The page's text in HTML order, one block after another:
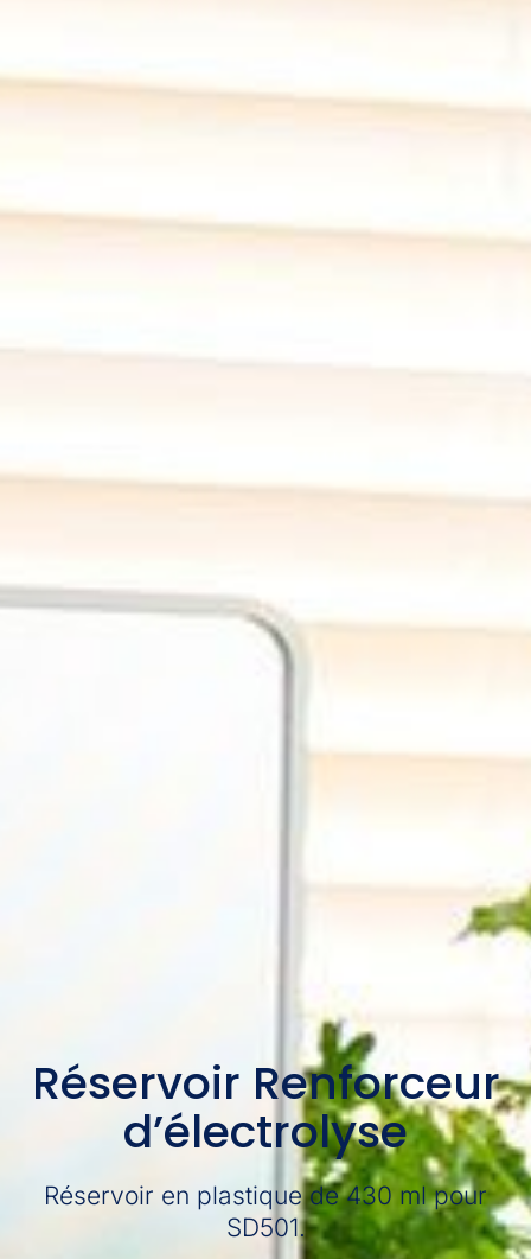
Réservoir Renforceur
d’électrolyse
Réservoir en plastique de 430 ml pour
SD501.